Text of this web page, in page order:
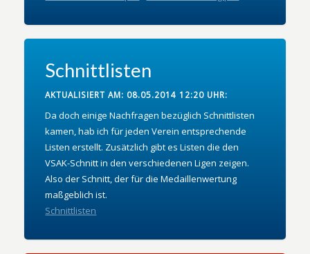
Schnittlisten
AKTUALISIERT AM: 08.05.2014 12:20 UHR:
Da doch einige Nachfragen bezüglich Schnittlisten
kamen, hab ich für jeden Verein entsprechende
Listen erstellt. Zusätzlich gibt es Listen die den
VSAK-Schnitt in den verschiedenen Ligen zeigen.
Also der Schnitt, der für die Medaillenwertung
maßgeblich ist.
Schnittlisten